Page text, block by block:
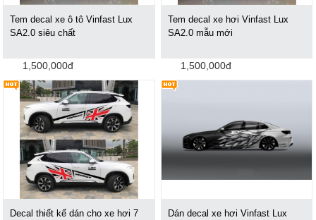
Tem decal xe ô tô Vinfast Lux
SA2.0 siêu chất
1,500,000đ
Tem decal xe hơi Vinfast Lux
SA2.0 mẫu mới
1,500,000đ
Decal thiết kế dán cho xe hơi 7
Dán decal xe hơi Vinfast Lux